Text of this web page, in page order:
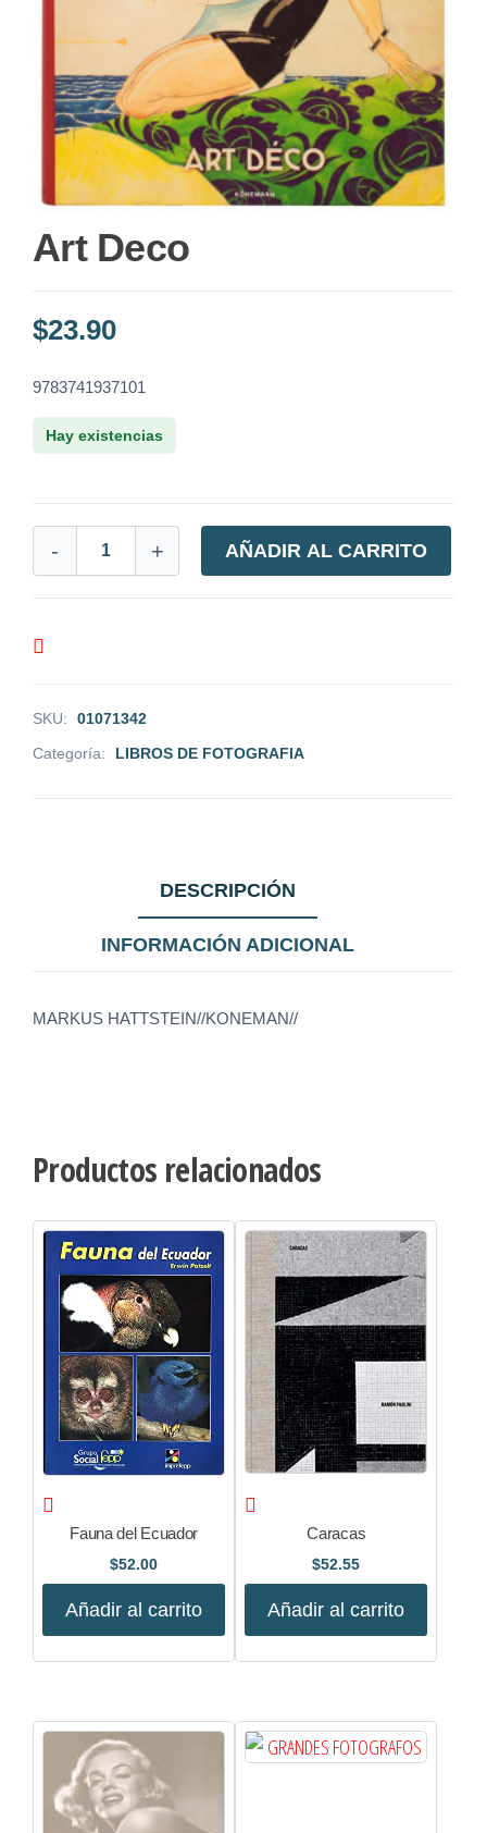
Art Deco
$23.90
9783741937101
Hay existencias
- + AÑADIR AL CARRITO
SKU:
01071342
Categoría:
LIBROS DE FOTOGRAFIA
DESCRIPCIÓN
INFORMACIÓN ADICIONAL
MARKUS HATTSTEIN//KONEMAN//
Productos relacionados
Fauna del Ecuador
$52.00
Añadir al carrito
Caracas
$52.55
Añadir al carrito